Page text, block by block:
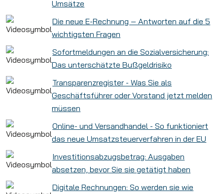
Umsätze
Die neue E-Rechnung – Antworten auf die 5
wichtigsten Fragen
Sofortmeldungen an die Sozialversicherung:
Das unterschätzte Bußgeldrisiko
Transparenzregister - Was Sie als
Geschäftsführer oder Vorstand jetzt melden
müssen
Online- und Versandhandel - So funktioniert
das neue Umsatzsteuerverfahren in der EU
Investitionsabzugsbetrag: Ausgaben
absetzen, bevor Sie sie getätigt haben
Digitale Rechnungen: So werden sie wie